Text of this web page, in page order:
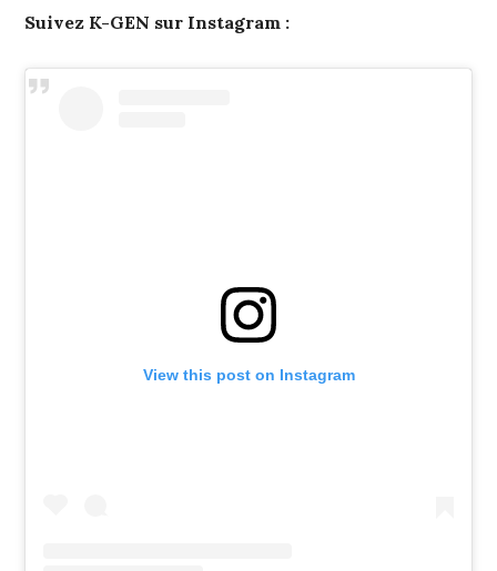
Suivez K-GEN sur Instagram :
View this post on Instagram